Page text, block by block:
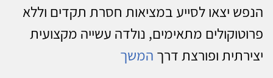
הנפש יצאו לסייע במציאות חסרת תקדים וללא
פרוטוקולים מתאימים, נולדה עשייה מקצועית
יצירתית ופורצת דרך המשך